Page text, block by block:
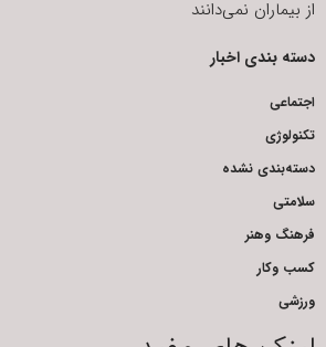
از بیماران نمی‌دانند
دسته بندی اخبار
اجتماعی
تکنولوژی
دسته‌بندی نشده
سلامتی
فرهنگ وهنر
کسب وکار
ورزشی